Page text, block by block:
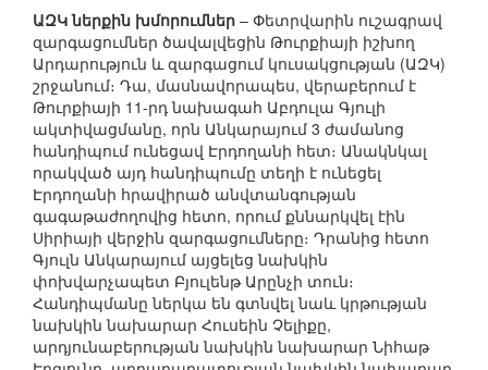
ԱԶԿ ներքին խմորումներ – Փետրվարին ուշագրավ
զարգացումներ ծավալվեցին Թուրքիայի իշխող
Արդարություն և զարգացում կուսակցության (ԱԶԿ)
շրջանում։ Դա, մասնավորապես, վերաբերում է
Թուրքիայի 11-րդ նախագահ Աբդուլա Գյուլի
ակտիվացմանը, որն Անկարայում 3 ժամանոց
հանդիպում ունեցավ Էրդողանի հետ։ Անակնկալ
որակված այդ հանդիպումը տեղի է ունեցել
Էրդողանի հրավիրած անվտանգության
գագաթաժողովից հետո, որում քննարկվել էին
Սիրիայի վերջին զարգացումները։ Դրանից հետո
Գյուլն Անկարայում այցելեց նախկին
փոխվարչապետ Բյուլենթ Արընչի տուն։
Հանդիպմանը ներկա են գտնվել նաև կրթության
նախկին նախարար Հուսեին Չելիքը,
արդյունաբերության նախկին նախարար Նիհաթ